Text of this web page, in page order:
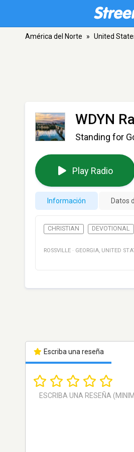
América del Norte » United
WDYN
Standing for
Play Radio
Información Datos
CHRISTIAN DEVOTIONAL
ROSSVILLE · GEORGIA, UNITED
Escriba una reseña